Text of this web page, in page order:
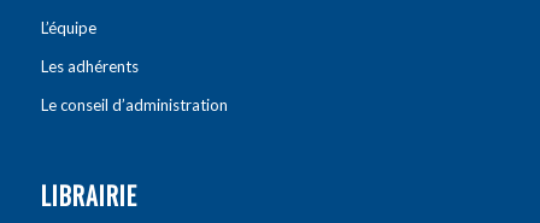
L’équipe
Les adhérents
Le conseil d’administration
LIBRAIRIE